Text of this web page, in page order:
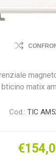
bticino matix
Cod.: TIC